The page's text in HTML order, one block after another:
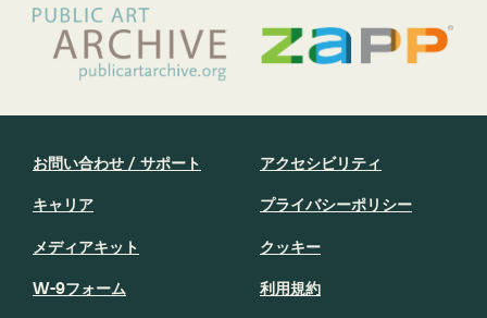
お問い合わせ / サポート
キャリア
メディアキット
W-9フォーム
アクセシビリティ
プライバシーポリシー
クッキー
利用規約